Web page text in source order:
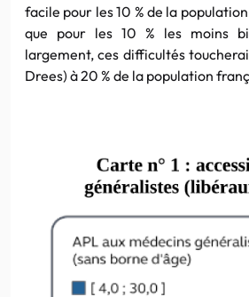
facile pour les 10 % de la
que pour les 10 % les moins
largement, ces difficultés
Drees) à 20 % de la population